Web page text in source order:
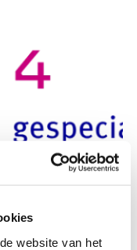
website van het